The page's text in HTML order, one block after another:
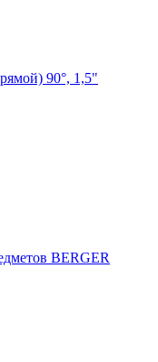
90°, 1,5"
BERGER